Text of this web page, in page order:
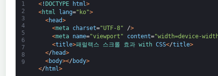
1
2
3
4
5
6
7
8
9
<! DOCTYPE html>
<html lang="ko">
<head>
<meta charset="UTF-8" />
<meta name="viewport" content="width=device-
<title>패럴랙스 스크롤 효과 with CSS</title>
</ head>
<body></ body>
</ html>